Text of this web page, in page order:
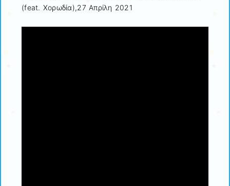
(feat. Χορωδία),27 Aπρίλη 2021